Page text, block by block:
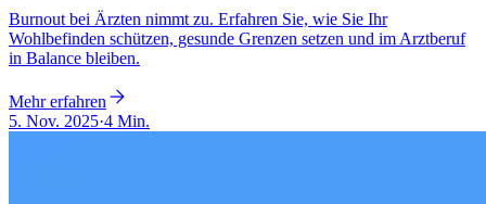
Burnout bei Ärzten nimmt zu. Erfahren Sie, wie Sie Ihr
Wohlbefinden schützen, gesunde Grenzen setzen und im Arztberuf
in Balance bleiben.
Mehr erfahren
5. Nov. 2025·4 Min.